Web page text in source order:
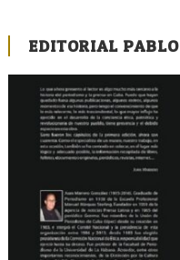
EDITORIAL PABLO